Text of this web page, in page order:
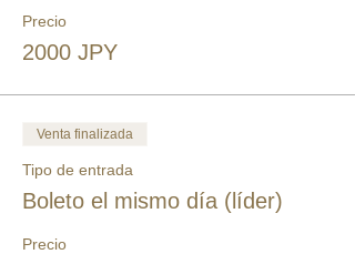
Precio
2000 JPY
Venta finalizada
Tipo de entrada
Boleto el mismo día (líder)
Precio